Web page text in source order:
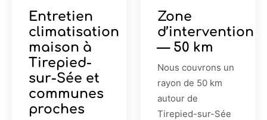
Entretien
climatisation
maison à
Tirepied-
sur-Sée et
communes
proches
Zone
d’intervention
— 50 km
Nous couvrons un
rayon de 50 km
autour de
Tirepied-sur-Sée